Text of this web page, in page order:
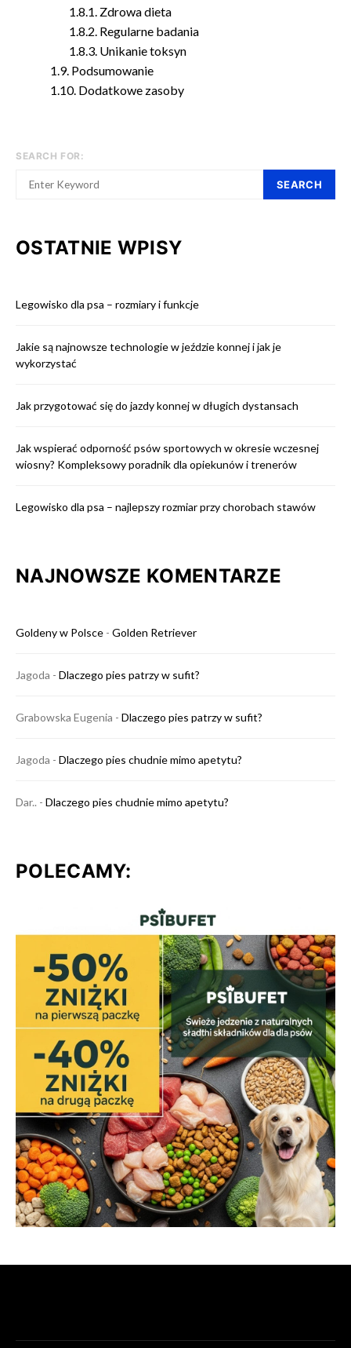
Zdrowa dieta
Regularne badania
Unikanie toksyn
Podsumowanie
Dodatkowe zasoby
SEARCH FOR:
SEARCH
OSTATNIE WPISY
Legowisko dla psa – rozmiary i funkcje
Jakie są najnowsze technologie w jeździe konnej i jak je
wykorzystać
Jak przygotować się do jazdy konnej w długich dystansach
Jak wspierać odporność psów sportowych w okresie wczesnej
wiosny? Kompleksowy poradnik dla opiekunów i trenerów
Legowisko dla psa – najlepszy rozmiar przy chorobach stawów
NAJNOWSZE KOMENTARZE
Goldeny w Polsce - Golden Retriever
Jagoda - Dlaczego pies patrzy w sufit?
Grabowska Eugenia - Dlaczego pies patrzy w sufit?
Jagoda - Dlaczego pies chudnie mimo apetytu?
Dar.. - Dlaczego pies chudnie mimo apetytu?
POLECAMY: